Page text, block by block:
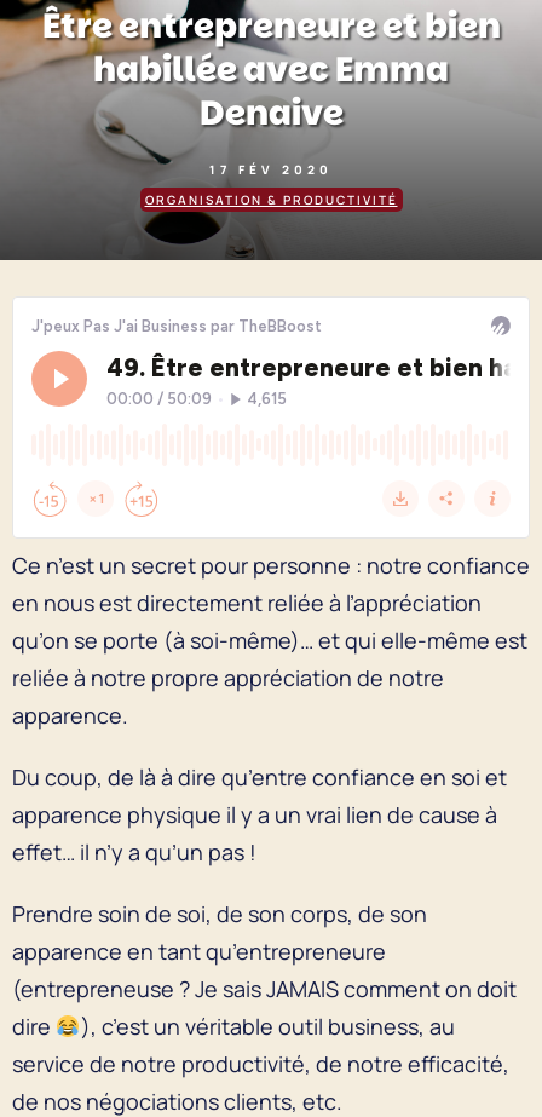
Être entrepreneure et bien
habillée avec Emma
Denaive
17 FÉV 2020
ORGANISATION & PRODUCTIVITÉ
Ce n’est un secret pour personne : notre confiance
en nous est directement reliée à l’appréciation
qu’on se porte (à soi-même)… et qui elle-même est
reliée à notre propre appréciation de notre
apparence.
Du coup, de là à dire qu’entre confiance en soi et
apparence physique il y a un vrai lien de cause à
effet… il n’y a qu’un pas !
Prendre soin de soi, de son corps, de son
apparence en tant qu’entrepreneure
(entrepreneuse ? Je sais JAMAIS comment on doit
dire
), c’est un véritable outil business, au
service de notre productivité, de notre efficacité,
de nos négociations clients, etc.